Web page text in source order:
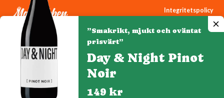
Integritetspolicy
Cookiepolicy
Denna webbplats drivs av Vinklubben i Norden AB
© 2026 mytaste.se
”Smakrikt, mjukt och oväntat
prisvärt”
Day & Night Pinot
Noir
149 kr